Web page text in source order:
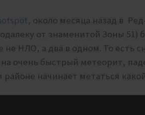
, около месяца назад в
от знаменитой Зоны 51)
не НЛО, а два в одном. То есть
очень быстрый метеорит,
районе начинает метаться